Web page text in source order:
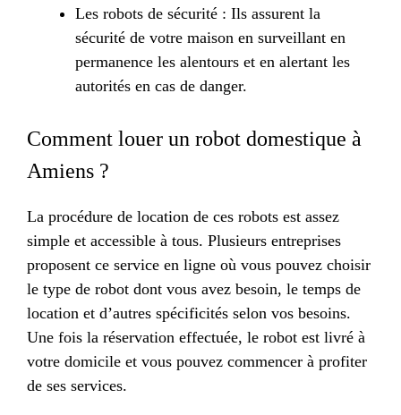
Les robots de sécurité : Ils assurent la
sécurité de votre maison en surveillant en
permanence les alentours et en alertant les
autorités en cas de danger.
Comment louer un robot domestique à
Amiens ?
La procédure de location de ces robots est assez
simple et accessible à tous. Plusieurs entreprises
proposent ce service en ligne où vous pouvez choisir
le type de robot dont vous avez besoin, le temps de
location et d’autres spécificités selon vos besoins.
Une fois la réservation effectuée, le robot est livré à
votre domicile et vous pouvez commencer à profiter
de ses services.